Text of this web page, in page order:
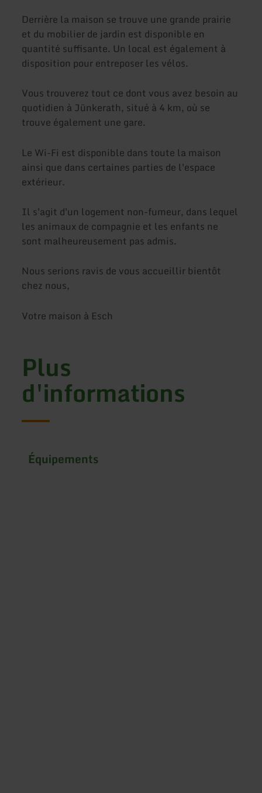
Derrière la maison se trouve une grande prairie
et du mobilier de jardin est disponible en
quantité suffisante. Un local est également à
disposition pour entreposer les vélos.
Vous trouverez tout ce dont vous avez besoin au
quotidien à Jünkerath, situé à 4 km, où se
trouve également une gare.
Le Wi-Fi est disponible dans toute la maison
ainsi que dans certaines parties de l'espace
extérieur.
Il s'agit d'un logement non-fumeur, dans lequel
les animaux de compagnie et les enfants ne
sont malheureusement pas admis.
Nous serions ravis de vous accueillir bientôt
chez nous,
Votre maison à Esch
Plus
d'informations
Équipements